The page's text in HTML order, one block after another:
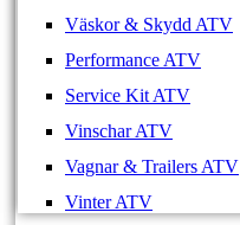
Väskor & Skydd ATV
Performance ATV
Service Kit ATV
Vinschar ATV
Vagnar & Trailers ATV
Vinter ATV